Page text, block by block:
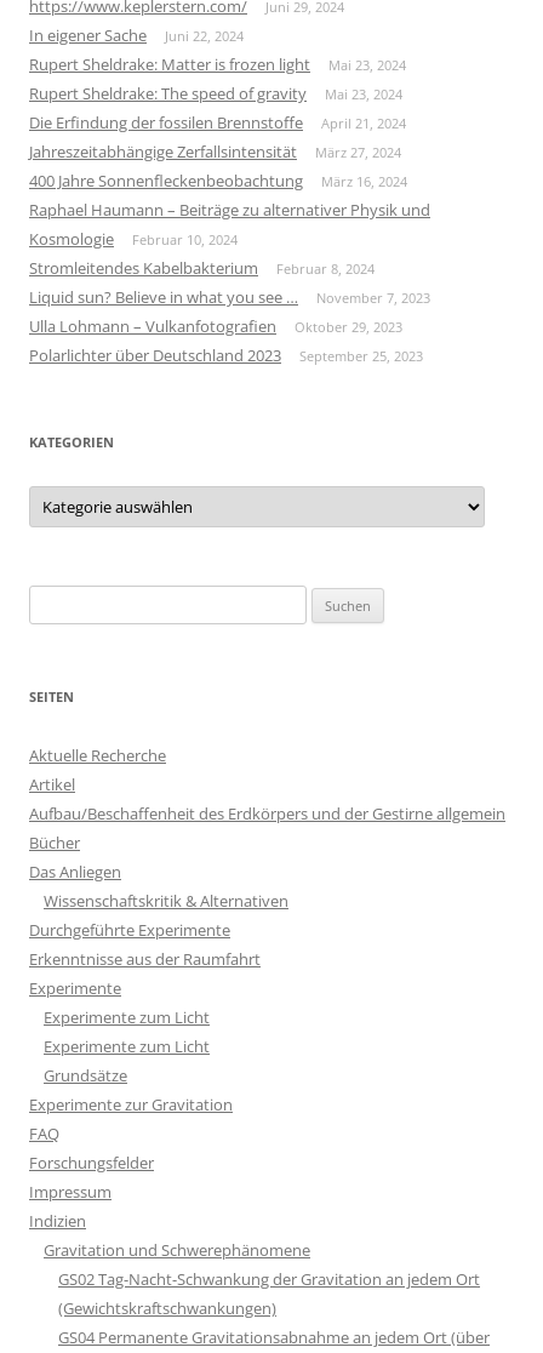
https://www.keplerstern.com/ Juni 29, 2024
In eigener Sache Juni 22, 2024
Rupert Sheldrake: Matter is frozen light Mai 23, 2024
Rupert Sheldrake: The speed of gravity Mai 23, 2024
Die Erfindung der fossilen Brennstoffe April 21, 2024
Jahreszeitabhängige Zerfallsintensität März 27, 2024
400 Jahre Sonnenfleckenbeobachtung März 16, 2024
Raphael Haumann – Beiträge zu alternativer Physik und
Kosmologie
Februar 10, 2024
Stromleitendes Kabelbakterium Februar 8, 2024
Liquid sun? Believe in what you see … November 7, 2023
Ulla Lohmann – Vulkanfotografien Oktober 29, 2023
Polarlichter über Deutschland 2023 September 25, 2023
KATEGORIEN
Kategorien
nach:
SEITEN
Aktuelle Recherche
Artikel
Aufbau/Beschaffenheit des Erdkörpers und der Gestirne allgemein
Bücher
Das Anliegen
Wissenschaftskritik & Alternativen
Durchgeführte Experimente
Erkenntnisse aus der Raumfahrt
Experimente
Experimente zum Licht
Experimente zum Licht
Grundsätze
Experimente zur Gravitation
FAQ
Forschungsfelder
Impressum
Indizien
Gravitation und Schwerephänomene
GS02 Tag-Nacht-Schwankung der Gravitation an jedem Ort
(Gewichtskraftschwankungen)
GS04 Permanente Gravitationsabnahme an jedem Ort (über